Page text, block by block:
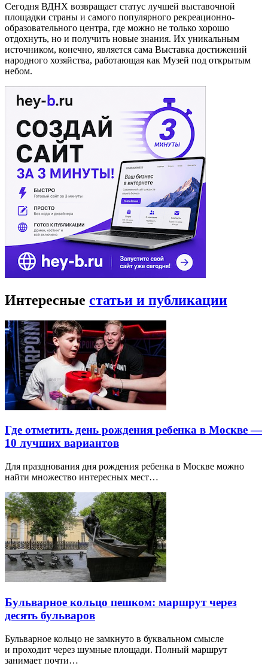
Сегодня ВДНХ возвращает статус лучшей выставочной
площадки страны и самого популярного рекреационно-
образовательного центра, где можно не только хорошо
отдохнуть, но и получить новые знания. Их уникальным
источником, конечно, является сама Выставка достижений
народного хозяйства, работающая как Музей под открытым
небом.
Интересные статьи и публикации
Где отметить день рождения ребенка в Москве —
10 лучших вариантов
Для празднования дня рождения ребенка в Москве можно
найти множество интересных мест…
Бульварное кольцо пешком: маршрут через
десять бульваров
Бульварное кольцо не замкнуто в буквальном смысле
и проходит через шумные площади. Полный маршрут
занимает почти…